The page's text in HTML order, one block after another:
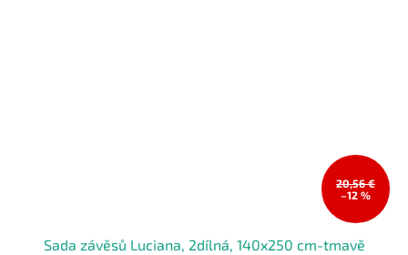
20,56 €
–12 %
Sada závěsů Luciana, 2dílná, 140x250 cm-tmavě